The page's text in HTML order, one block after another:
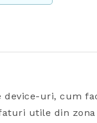
uri, cum
utile din